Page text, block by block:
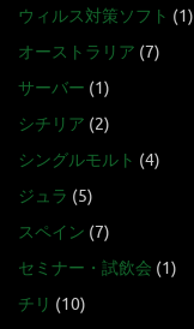
ウィルス対策ソフト (1)
オーストラリア (7)
サーバー (1)
シチリア (2)
シングルモルト (4)
ジュラ (5)
スペイン (7)
セミナー・試飲会 (1)
チリ (10)